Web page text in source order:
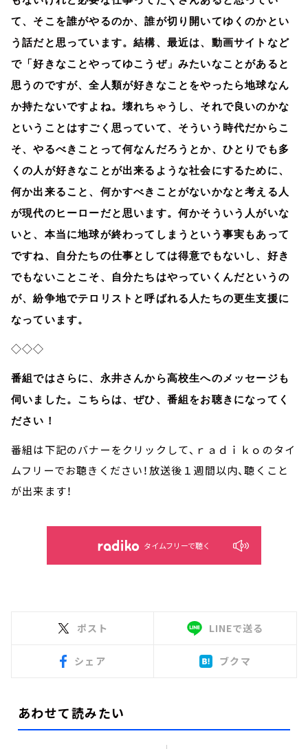
て、そこを誰がやるのか、誰が切り開いてゆくのかとい
う話だと思っています。結構、最近は、動画サイトなど
で「好きなことやってゆこうぜ」みたいなことがあると
思うのですが、全人類が好きなことをやったら地球なん
か持たないですよね。壊れちゃうし、それで良いのかな
ということはすごく思っていて、そういう時代だからこ
そ、やるべきことって何なんだろうとか、ひとりでも多
くの人が好きなことが出来るような社会にするために、
何か出来ること、何かすべきことがないかなと考える人
が現代のヒーローだと思います。何かそういう人がいな
いと、本当に地球が終わってしまうという事実もあって
ですね、自分たちの仕事としては得意でもないし、好き
でもないことこそ、自分たちはやっていくんだというの
が、紛争地でテロリストと呼ばれる人たちの更生支援に
なっています。
◇◇◇
番組ではさらに、永井さんから高校生へのメッセージも
伺いました。こちらは、ぜひ、番組をお聴きになってく
ださい！
番組は下記のバナーをクリックして、ｒａｄｉｋｏのタイ
ムフリーでお聴きください！放送後１週間以内、聴くこと
が出来ます！
タイムフリーで聴く
ポスト LINEで送る
シェア ブクマ
あわせて読みたい